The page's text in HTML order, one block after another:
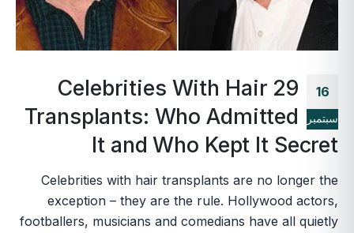
16
سبتمبر
29 Celebrities With Hair
Transplants: Who Admitted
It and Who Kept It Secret
Celebrities with hair transplants are no longer the
exception – they are the rule. Hollywood actors,
footballers, musicians and comedians have all quietly